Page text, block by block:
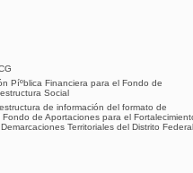
Píºblica Financiera para el Fondo de
Social
de información del formato de
de Aportaciones para el
Territoriales del Distrito Federal